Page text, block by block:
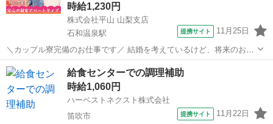
時給1,230円
株式会社平山 山梨支店
石和温泉駅
提携サイト 11月25日
＼カップル寮完備のお仕事です／ 結婚を考えているけど、将来のお金
が不安・・・ カップル寮なら、その悩みを解決できます！ ☆引越費用
や敷金礼金の初期費もは会社が負担！ ☆1LDK～2DKの広々としたお部
屋です！ ☆同じ職場で...
山梨 石和温泉駅 レストラン
給食センターでの調理補助
時給1,060円
ハーベストネクスト株式会社
笛吹市
提携サイト 11月22日